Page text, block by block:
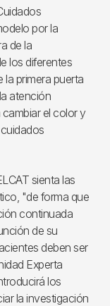
por la
de la
los diferentes
la primera puerta
atención
el color y
sienta las
"de forma que
continuada
de su
deben ser
Experta
los
la investigación